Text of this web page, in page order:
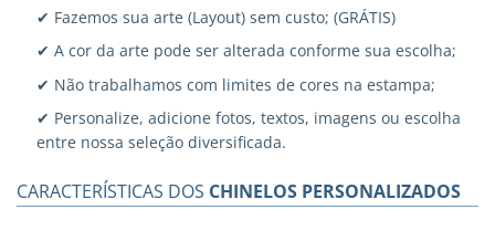
✔ Fazemos sua arte (Layout) sem custo; (GRÁTIS)
✔ A cor da arte pode ser alterada conforme sua escolha;
✔ Não trabalhamos com limites de cores na estampa;
✔ Personalize, adicione fotos, textos, imagens ou escolha
entre nossa seleção diversificada.
CARACTERÍSTICAS DOS CHINELOS PERSONALIZADOS